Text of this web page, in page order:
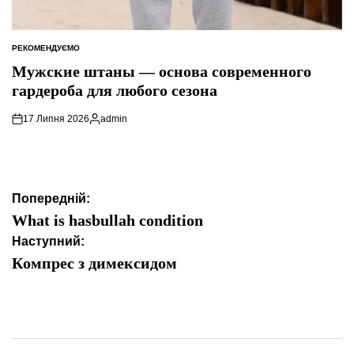
ОПУБЛІКУВАТИ
РЕКОМЕНДУЄМО
Мужские штаны — основа современного
гардероба для любого сезона
17 Липня 2026
Опубліковано
admin
Навігація
записів
Попередній:
What is hasbullah condition
Наступний:
Компрес з димексидом